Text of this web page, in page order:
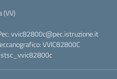
(VV)
vvic82800c@pec.istruzione.it
VVIC82800C
istsc_vvic82800c